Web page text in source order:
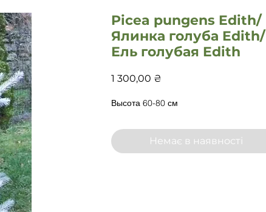
Picea pungens Edith/
Ялинка голуба Edith/
Ель голубая Edith
1 300,00 ₴
Высота 60-80 см
Немає в наявності